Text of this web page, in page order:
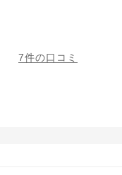
7件の口コミ